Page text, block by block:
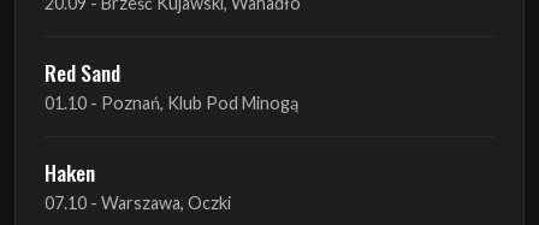
Haken
Heretoir + Unreqvited + Nidare